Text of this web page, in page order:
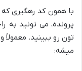
با همون کد رهگیری
پرونده، می تونید به
تون رو ببینید.
میشه: